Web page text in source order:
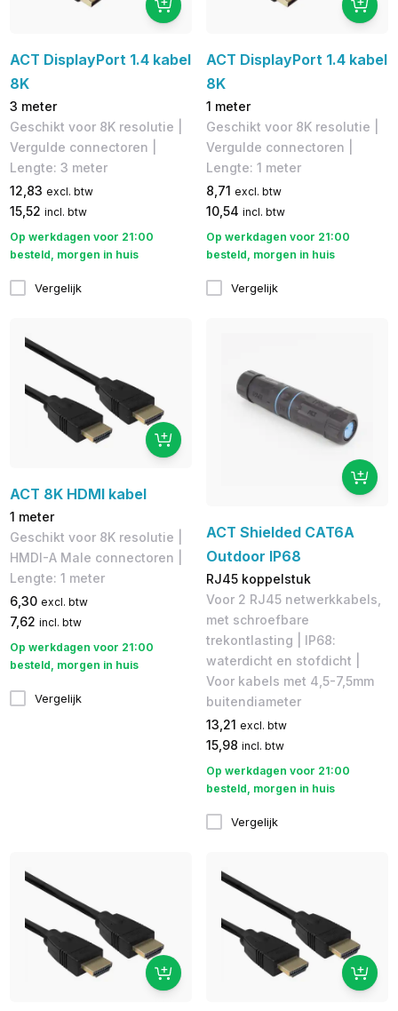
ACT DisplayPort 1.4 kabel
8K
3 meter
Geschikt voor 8K resolutie |
Vergulde connectoren | ​
Lengte: 3 meter
12,83 excl. btw
15,52 incl. btw
Op werkdagen voor 21:00
besteld, morgen in huis
Vergelijk
ACT DisplayPort 1.4 kabel
8K
1 meter
Geschikt voor 8K resolutie |
Vergulde connectoren |
Lengte: 1 meter
8,71 excl. btw
10,54 incl. btw
Op werkdagen voor 21:00
besteld, morgen in huis
Vergelijk
ACT 8K HDMI kabel
1 meter
Geschikt voor 8K resolutie |
HMDI-A Male connectoren |
Lengte: 1 meter
6,30 excl. btw
7,62 incl. btw
Op werkdagen voor 21:00
besteld, morgen in huis
Vergelijk
ACT Shielded CAT6A
Outdoor IP68
RJ45 koppelstuk
Voor 2 RJ45 netwerkkabels,
met schroefbare
trekontlasting | IP68:
waterdicht en stofdicht |
Voor kabels met 4,5-7,5mm
buitendiameter
13,21 excl. btw
15,98 incl. btw
Op werkdagen voor 21:00
besteld, morgen in huis
Vergelijk